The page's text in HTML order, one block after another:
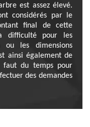
est assez élevé.
considérés par le
final de cette
difficulté pour les
ou les dimensions
ainsi également de
du temps pour
des demandes